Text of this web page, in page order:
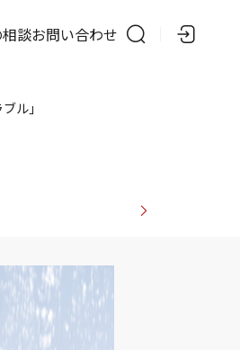
談お問い合わせ
ル」